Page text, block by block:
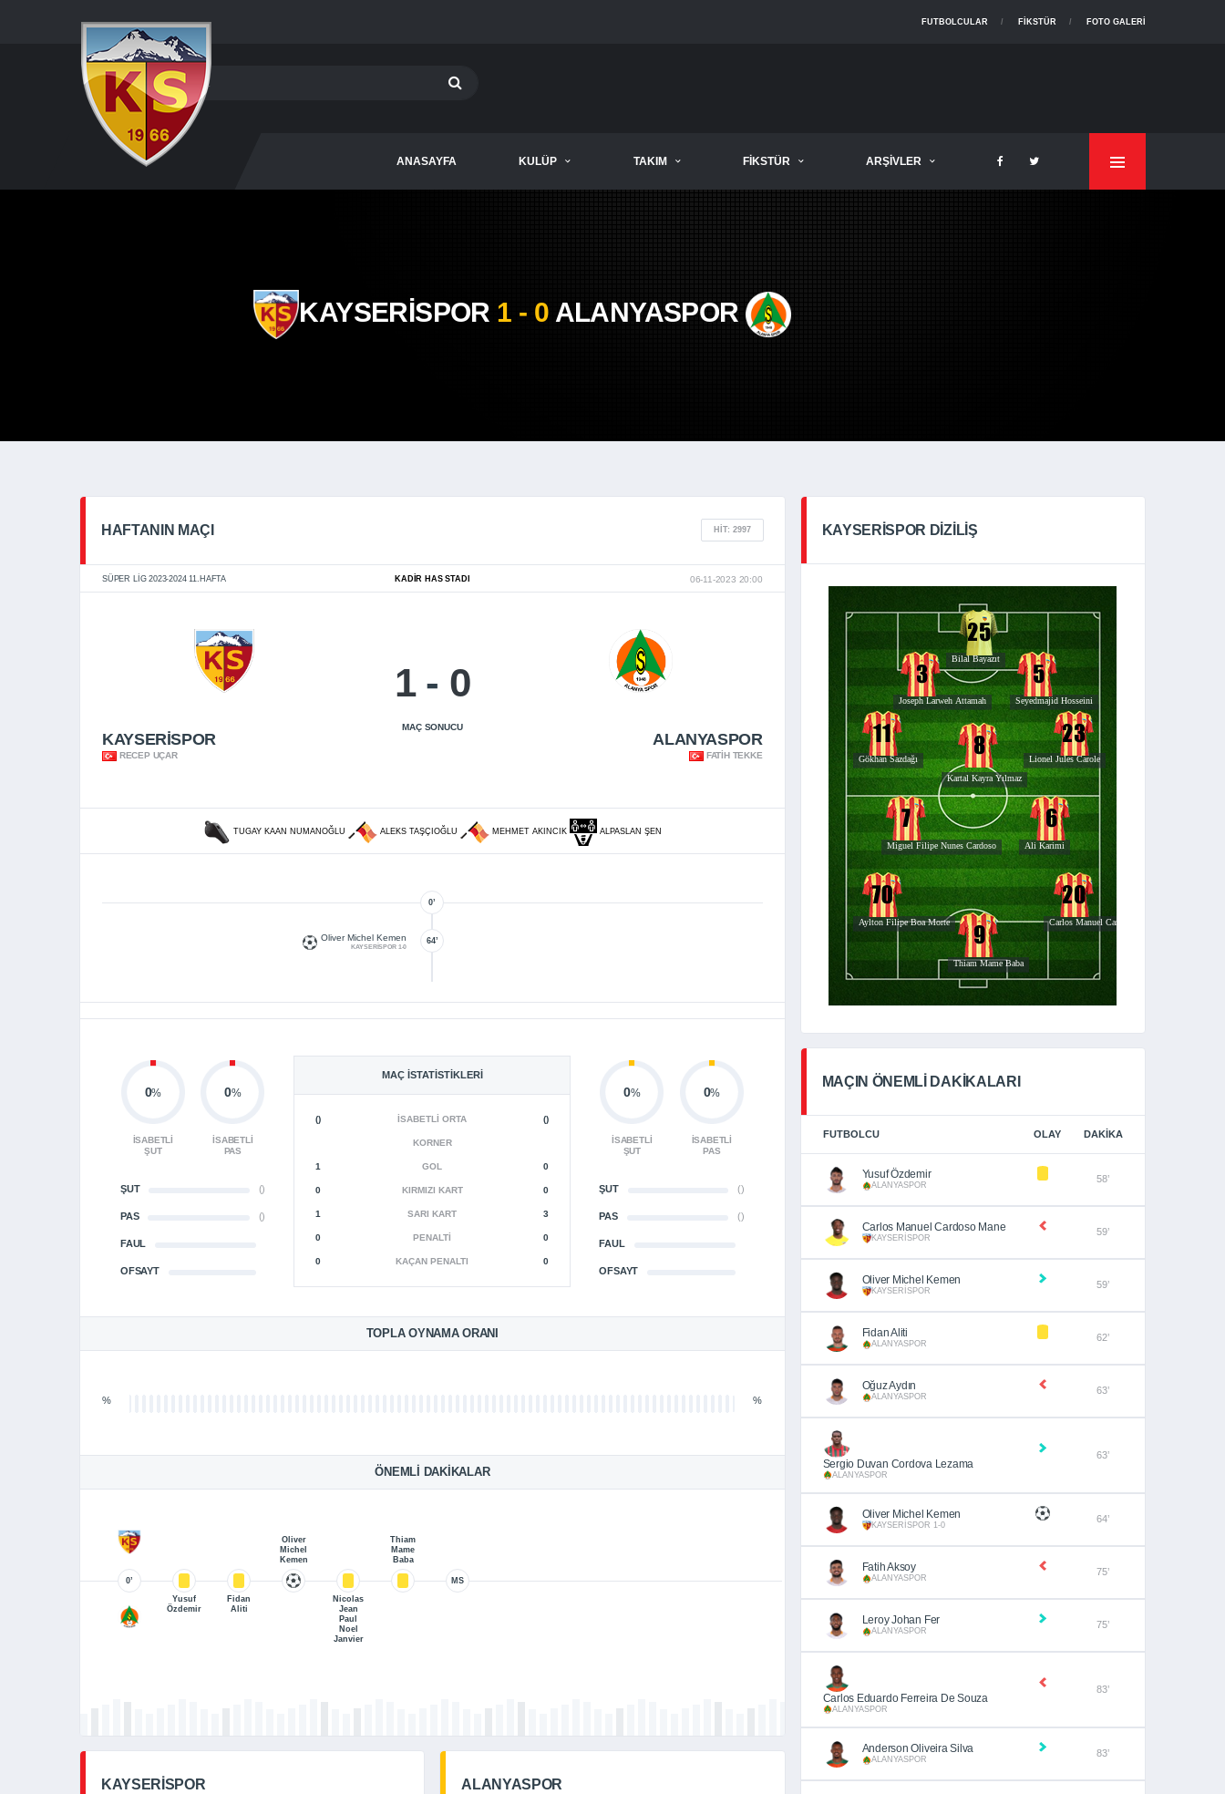
FOTO GALERI
FIKSTÜR
FUTBOLCULAR
ANASAYFA KULÜP TAKIM FIKSTÜR ARŞIVLER
KAYSERİSPOR 1 - 0 ALANYASPOR
HAFTANIN MAÇI HIT: 2997
SÜPER LIG 2023-2024 11.HAFTA KADIR HAS STADI 06-11-2023 20:00
KAYSERİSPOR
RECEP UÇAR
1 - 0
MAÇ SONUCU
ALANYASPOR
FATIH TEKKE
TUGAY KAAN NUMANOĞLU ALEKS TAŞÇIOĞLU MEHMET AKINCIK ALPASLAN ŞEN
0’
64’
Oliver Michel Kemen
KAYSERİSPOR 1-0
MAÇ İSTATISTIKLERI
() İSABETLI ORTA ()
KORNER
1 GOL 0
0 KIRMIZI KART 0
1 SARI KART 3
0 PENALTI 0
0 KAÇAN PENALTI 0
0%
İSABETLI
ŞUT
0%
İSABETLI
PAS
ŞUT ()
PAS ()
FAUL
OFSAYT
0%
İSABETLI
ŞUT
0%
İSABETLI
PAS
ŞUT ()
PAS ()
FAUL
OFSAYT
TOPLA OYNAMA ORANI
% %
ÖNEMLI DAKIKALAR
0’
Yusuf
Özdemir
Fidan
Aliti
Oliver
Michel
Kemen
Nicolas
Jean
Paul
Noel
Janvier
Thiam
Mame
Baba
MS
KAYSERİSPOR ALANYASPOR
KAYSERISPOR DIZILIŞ
MAÇIN ÖNEMLİ DAKİKALARI
FUTBOLCU OLAY DAKIKA
Yusuf Özdemir
ALANYASPOR
58’
Carlos Manuel Cardoso Mane
KAYSERİSPOR
59’
Oliver Michel Kemen
KAYSERİSPOR
59’
Fidan Aliti
ALANYASPOR
62’
Oğuz Aydın
ALANYASPOR
63’
Sergio Duvan Cordova Lezama
ALANYASPOR
63’
Oliver Michel Kemen
KAYSERİSPOR 1-0
64’
Fatih Aksoy
ALANYASPOR
75’
Leroy Johan Fer
ALANYASPOR
75’
Carlos Eduardo Ferreira De Souza
ALANYASPOR
83’
Anderson Oliveira Silva
ALANYASPOR
83’